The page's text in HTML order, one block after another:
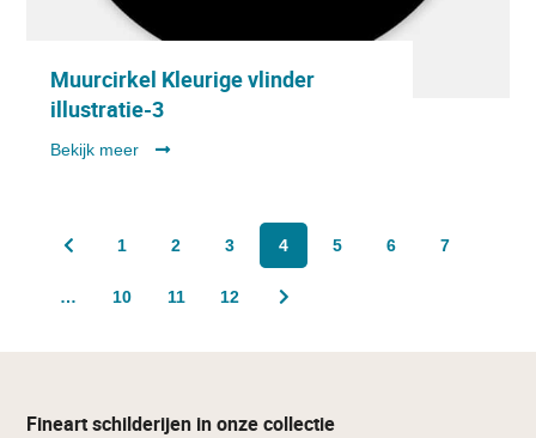
Muurcirkel Kleurige vlinder
illustratie-3
Bekijk meer
1 2 3 4 5 6 7
… 10 11 12
Fineart schilderijen in onze collectie